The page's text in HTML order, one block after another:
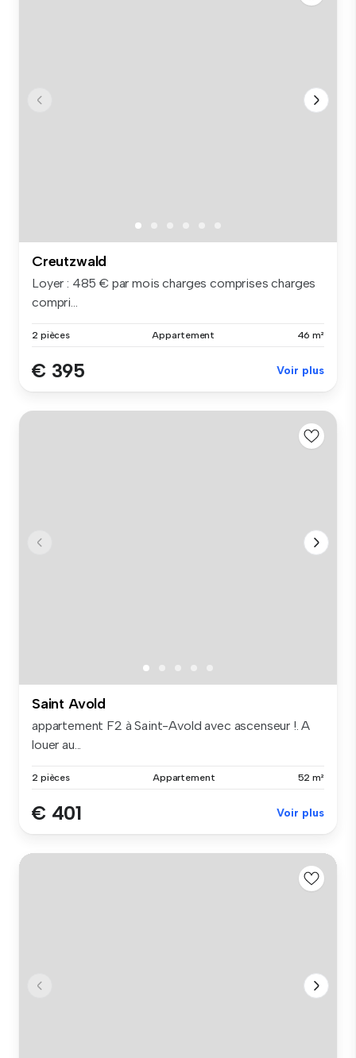
Creutzwald
Loyer : 485 € par mois charges comprises charges
compri...
2 pièces Appartement 46 m²
€ 395 Voir plus
Saint Avold
appartement F2 à Saint-Avold avec ascenseur !. A
louer au...
2 pièces Appartement 52 m²
€ 401 Voir plus